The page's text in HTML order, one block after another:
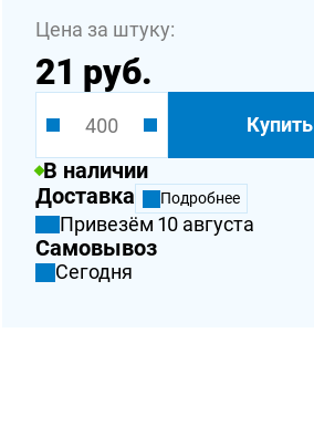
Цена за штуку:
21 руб.
Купить
В наличии
Доставка
Подробнее
Привезём 10 августа
Самовывоз
Сегодня